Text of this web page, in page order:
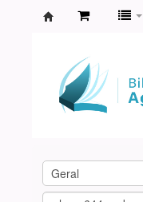
Agamenon
Magalhães